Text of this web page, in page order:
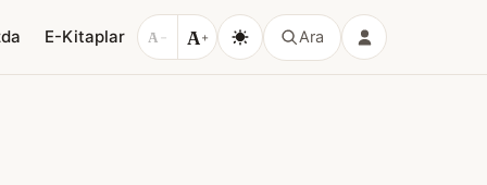
E-Kitaplar A − A+ Ara